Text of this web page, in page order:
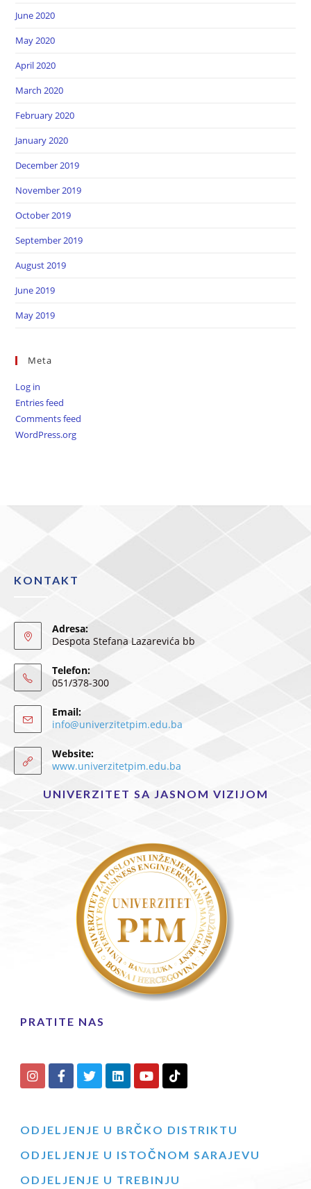
June 2020
May 2020
April 2020
March 2020
February 2020
January 2020
December 2019
November 2019
October 2019
September 2019
August 2019
June 2019
May 2019
Meta
Log in
Entries feed
Comments feed
WordPress.org
KONTAKT
Adresa:
Despota Stefana Lazarevića bb
Telefon:
051/378-300
Email:
info@univerzitetpim.edu.ba
Website:
www.univerzitetpim.edu.ba
UNIVERZITET SA JASNOM VIZIJOM
PRATITE NAS
ODJELJENJE U BRČKO DISTRIKTU
ODJELJENJE U ISTOČNOM SARAJEVU
ODJELJENJE U TREBINJU